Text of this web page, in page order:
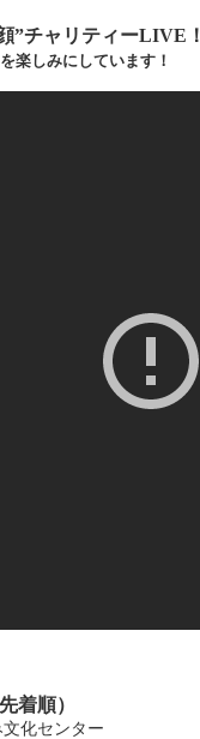
”チャリティーLIVE！
楽しみにしています！
着順）
化センター